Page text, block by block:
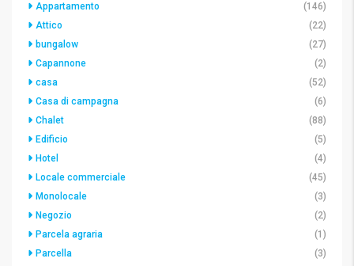
Appartamento
(146)
Attico
(22)
bungalow
(27)
Capannone
(2)
casa
(52)
Casa di campagna
(6)
Chalet
(88)
Edificio
(5)
Hotel
(4)
Locale commerciale
(45)
Monolocale
(3)
Negozio
(2)
Parcela agraria
(1)
Parcella
(3)